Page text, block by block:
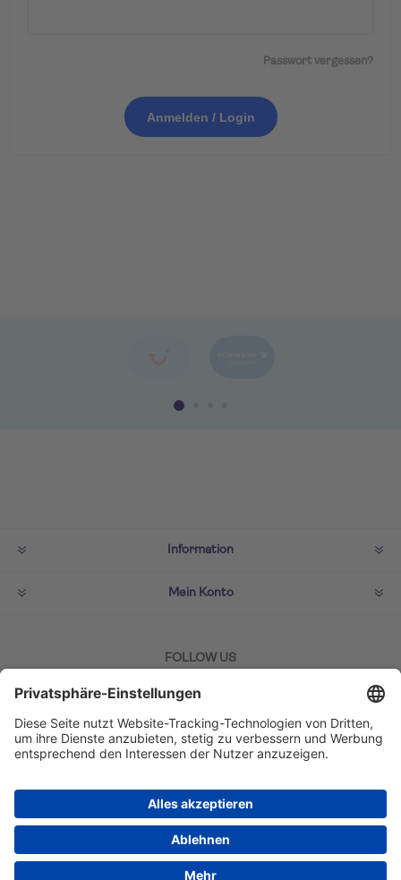
Passwort vergessen?
Anmelden / Login
Information
Mein Konto
FOLLOW US
ZAHLMETHODEN
Copyright © 2026 TUI Lifestyle Shop. Alle Rechte